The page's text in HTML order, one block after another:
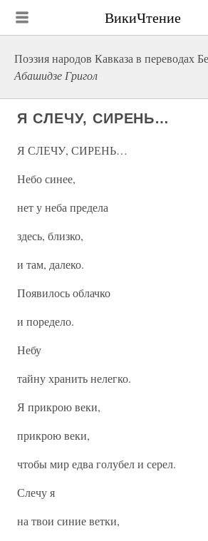
ВикиЧтение
Поэзия народов Кавказа в переводах
Абашидзе Григол
Я СЛЕЧУ, СИРЕНЬ…
Я СЛЕЧУ, СИРЕНЬ…
Небо синее,
нет у неба предела
здесь, близко,
и там, далеко.
Появилось облачко
и поредело.
Небу
тайну хранить нелегко.
Я прикрою веки,
прикрою веки,
чтобы мир едва голубел и серел.
Слечу я
на твои синие ветки,